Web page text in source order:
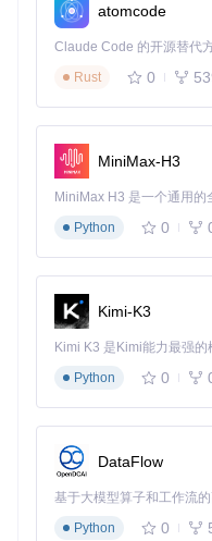
atomcode
Rust
0
MiniMax-H3
Python
0
Kimi-K3
Python
0
DataFlow
基于大模型算子和工作流
Python
0